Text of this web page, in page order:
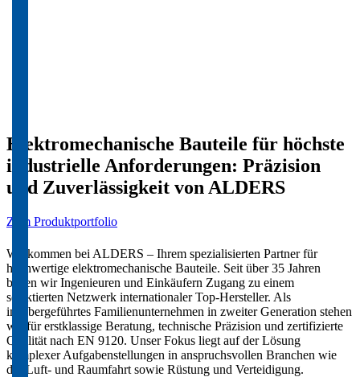
Elektromechanische Bauteile für höchste
industrielle Anforderungen: Präzision
und Zuverlässigkeit von ALDERS
Zum Produktportfolio
Willkommen bei ALDERS – Ihrem spezialisierten Partner für
hochwertige elektromechanische Bauteile. Seit über 35 Jahren
bieten wir Ingenieuren und Einkäufern Zugang zu einem
selektierten Netzwerk internationaler Top-Hersteller. Als
inhabergeführtes Familienunternehmen in zweiter Generation stehen
wir für erstklassige Beratung, technische Präzision und zertifizierte
Qualität nach EN 9120. Unser Fokus liegt auf der Lösung
komplexer Aufgabenstellungen in anspruchsvollen Branchen wie
der Luft- und Raumfahrt sowie Rüstung und Verteidigung.